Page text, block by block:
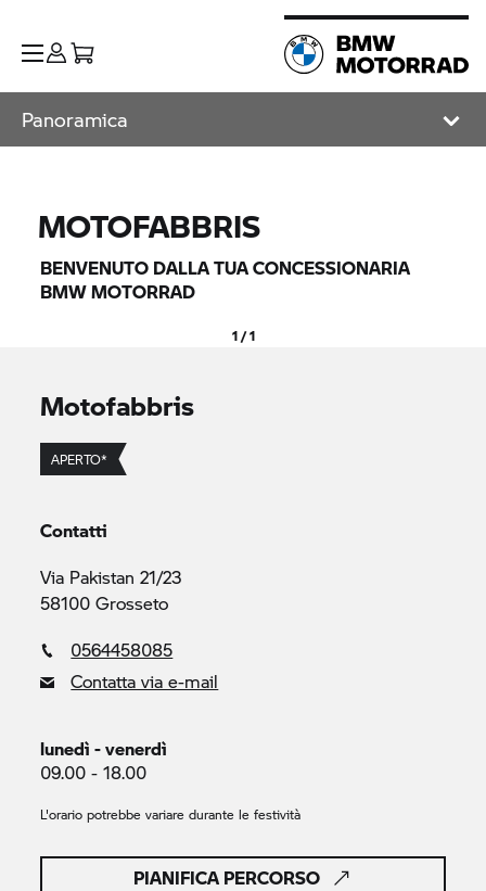
Panoramica
MOTOFABBRIS
BENVENUTO DALLA TUA CONCESSIONARIA
BMW MOTORRAD
1 / 1
Motofabbris
APERTO*
Contatti
Via Pakistan 21/23
58100 Grosseto
0564458085
Contatta via e-mail
lunedì - venerdì
09.00 - 18.00
L'orario potrebbe variare durante le festività
PIANIFICA PERCORSO